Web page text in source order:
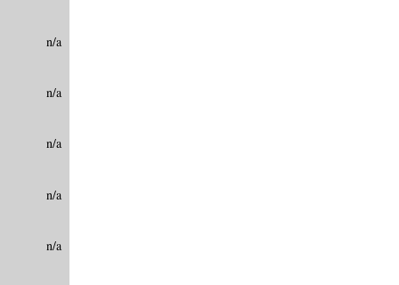
n/a
n/a
n/a
n/a
n/a